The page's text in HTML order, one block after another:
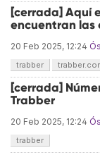
[cerrada] Aquí
encuentran las
20 Feb 2025, 12:24
trabber
[cerrada]
Trabber
20 Feb 2025, 12:24
trabber